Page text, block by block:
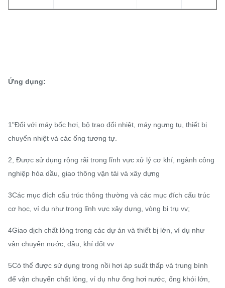
Ứng dụng:
1"Đối với máy bốc hơi, bộ trao đổi nhiệt, máy ngưng tụ, thiết bị
chuyển nhiệt và các ống tương tự.
2, Được sử dụng rộng rãi trong lĩnh vực xử lý cơ khí, ngành công
nghiệp hóa dầu, giao thông vận tải và xây dựng
3Các mục đích cấu trúc thông thường và các mục đích cấu trúc
cơ học, ví dụ như trong lĩnh vực xây dựng, vòng bi trụ vv;
4Giao dịch chất lỏng trong các dự án và thiết bị lớn, ví dụ như
vận chuyển nước, dầu, khí đốt vv
5Có thể được sử dụng trong nồi hơi áp suất thấp và trung bình
để vận chuyển chất lỏng, ví dụ như ống hơi nước, ống khói lớn,